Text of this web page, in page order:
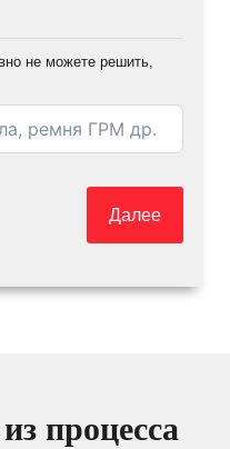
не можете решить,
Далее
процесса